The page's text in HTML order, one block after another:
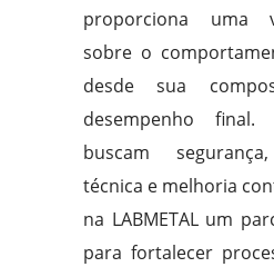
proporciona uma
sobre o
desde sua
desempenho final.
buscam
técnica e melhoria
na LABMETAL um
para fortalecer